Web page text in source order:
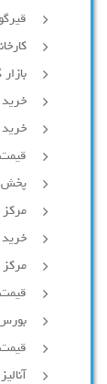
خرید
پخش
قیمت
آنالیز قیر 70 60